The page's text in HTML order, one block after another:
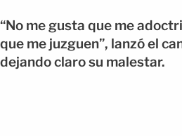
“No me gusta que me
que me juzguen”, lanzó el
dejando claro su malestar.